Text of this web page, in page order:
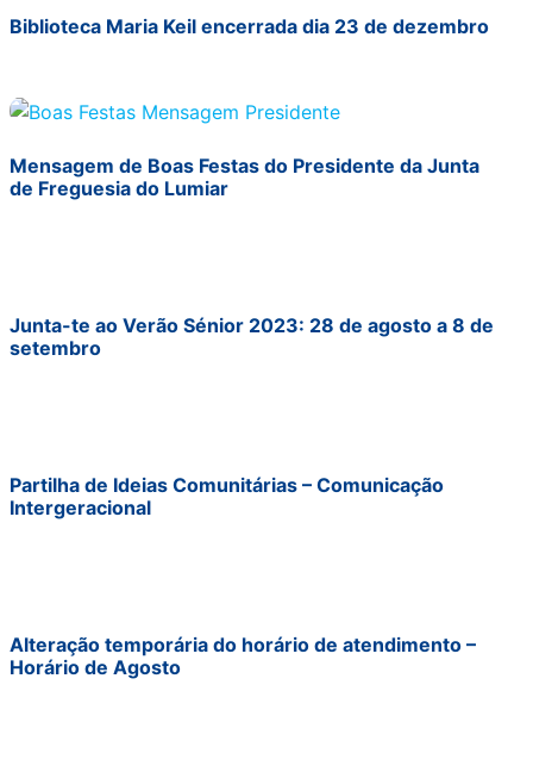
Biblioteca Maria Keil encerrada dia 23 de dezembro
Mensagem de Boas Festas do Presidente da Junta
de Freguesia do Lumiar
Junta-te ao Verão Sénior 2023: 28 de agosto a 8 de
setembro
Partilha de Ideias Comunitárias – Comunicação
Intergeracional
Alteração temporária do horário de atendimento –
Horário de Agosto